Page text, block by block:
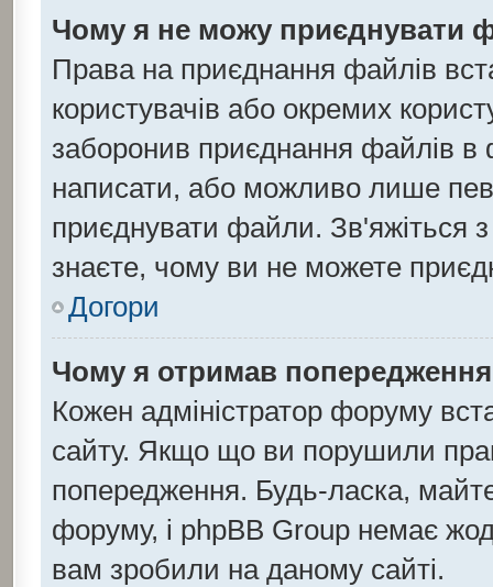
Чому я не можу приєднувати
Права на приєднання файлів
користувачів або окремих
заборонив приєднання файлів в
написати, або можливо лише
приєднувати файли. Зв'яжіться
знаєте, чому ви не можете
Догори
Чому я отримав
Кожен адміністратор форуму
сайту. Якщо що ви порушили
попередження. Будь-ласка,
форуму, і phpBB Group немає
вам зробили на даному сайті.